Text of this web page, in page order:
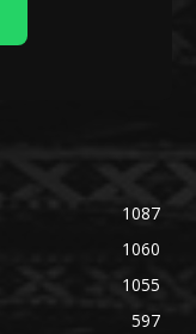
1087
1060
1055
597